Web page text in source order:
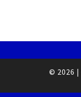
© 2026 |